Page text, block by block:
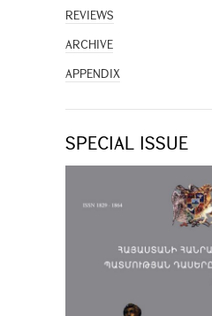
REVIEWS
ARCHIVE
APPENDIX
SPECIAL ISSUE